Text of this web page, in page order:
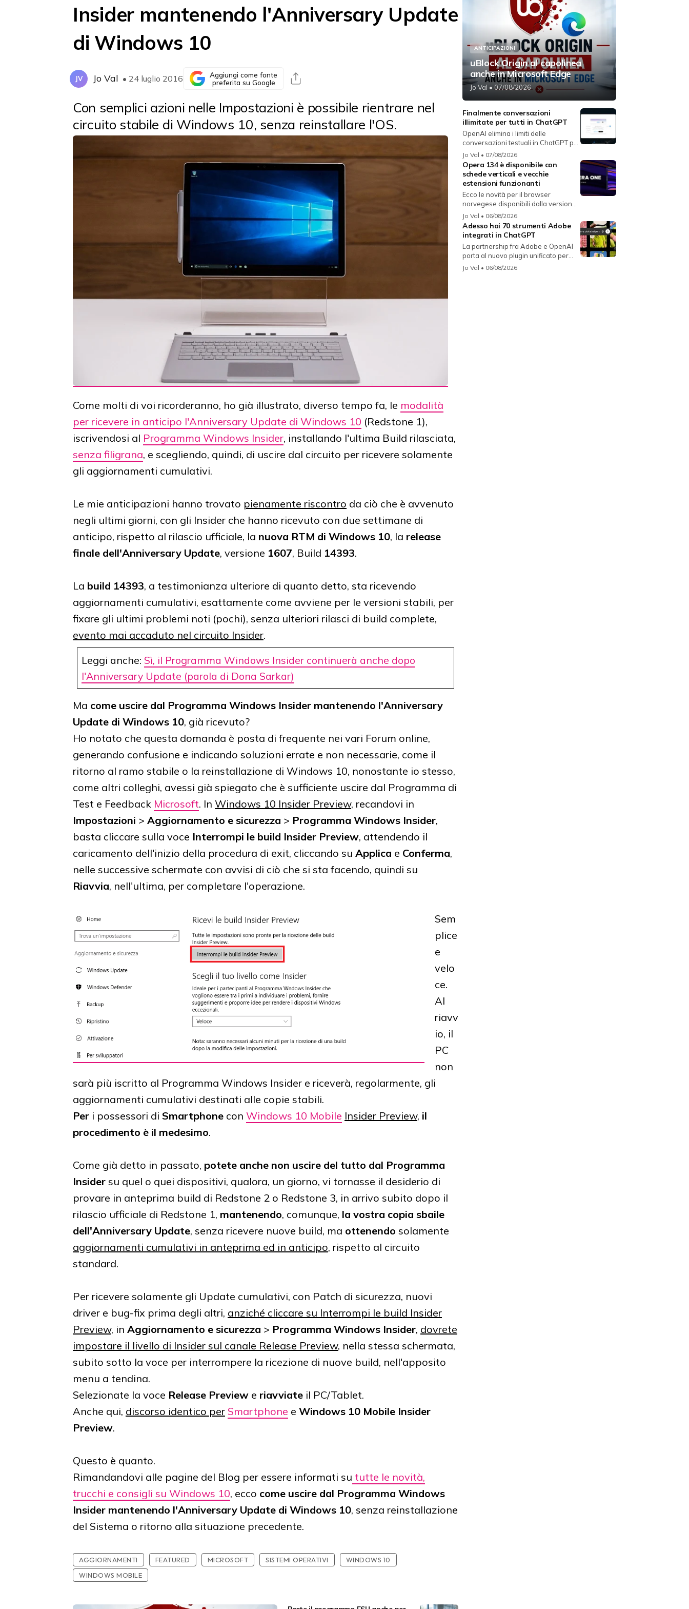
Insider mantenendo l'Anniversary Update
di Windows 10
JV Jo Val • 24 luglio 2016
Aggiungi come fonte
preferita su Google
Con semplici azioni nelle Impostazioni è possibile rientrare nel
circuito stabile di Windows 10, senza reinstallare l'OS.
Come molti di voi ricorderanno, ho già illustrato, diverso tempo fa, le modalità
per ricevere in anticipo l'Anniversary Update di Windows 10 (Redstone 1),
iscrivendosi al Programma Windows Insider, installando l'ultima Build rilasciata,
senza filigrana, e scegliendo, quindi, di uscire dal circuito per ricevere solamente
gli aggiornamenti cumulativi.
Le mie anticipazioni hanno trovato pienamente riscontro da ciò che è avvenuto
negli ultimi giorni, con gli Insider che hanno ricevuto con due settimane di
anticipo, rispetto al rilascio ufficiale, la nuova RTM di Windows 10, la release
finale dell'Anniversary Update, versione 1607, Build 14393.
La build 14393, a testimonianza ulteriore di quanto detto, sta ricevendo
aggiornamenti cumulativi, esattamente come avviene per le versioni stabili, per
fixare gli ultimi problemi noti (pochi), senza ulteriori rilasci di build complete,
evento mai accaduto nel circuito Insider.
Leggi anche: Sì, il Programma Windows Insider continuerà anche dopo
l'Anniversary Update (parola di Dona Sarkar)
Ma come uscire dal Programma Windows Insider mantenendo l'Anniversary
Update di Windows 10, già ricevuto?
Ho notato che questa domanda è posta di frequente nei vari Forum online,
generando confusione e indicando soluzioni errate e non necessarie, come il
ritorno al ramo stabile o la reinstallazione di Windows 10, nonostante io stesso,
come altri colleghi, avessi già spiegato che è sufficiente uscire dal Programma di
Test e Feedback Microsoft. In Windows 10 Insider Preview, recandovi in
Impostazioni > Aggiornamento e sicurezza > Programma Windows Insider,
basta cliccare sulla voce Interrompi le build Insider Preview, attendendo il
caricamento dell'inizio della procedura di exit, cliccando su Applica e Conferma,
nelle successive schermate con avvisi di ciò che si sta facendo, quindi su
Riavvia, nell'ultima, per completare l'operazione.
Sem
plice
e
velo
ce.
Al
riavv
io, il
PC
non
sarà più iscritto al Programma Windows Insider e riceverà, regolarmente, gli
aggiornamenti cumulativi destinati alle copie stabili.
Per i possessori di Smartphone con Windows 10 Mobile Insider Preview, il
procedimento è il medesimo.
Come già detto in passato, potete anche non uscire del tutto dal Programma
Insider su quel o quei dispositivi, qualora, un giorno, vi tornasse il desiderio di
provare in anteprima build di Redstone 2 o Redstone 3, in arrivo subito dopo il
rilascio ufficiale di Redstone 1, mantenendo, comunque, la vostra copia sbaile
dell'Anniversary Update, senza ricevere nuove build, ma ottenendo solamente
aggiornamenti cumulativi in anteprima ed in anticipo, rispetto al circuito
standard.
Per ricevere solamente gli Update cumulativi, con Patch di sicurezza, nuovi
driver e bug-fix prima degli altri, anziché cliccare su Interrompi le build Insider
Preview, in Aggiornamento e sicurezza > Programma Windows Insider, dovrete
impostare il livello di Insider sul canale Release Preview, nella stessa schermata,
subito sotto la voce per interrompere la ricezione di nuove build, nell'apposito
menu a tendina.
Selezionate la voce Release Preview e riavviate il PC/Tablet.
Anche qui, discorso identico per Smartphone e Windows 10 Mobile Insider
Preview.
Questo è quanto.
Rimandandovi alle pagine del Blog per essere informati su tutte le novità,
trucchi e consigli su Windows 10, ecco come uscire dal Programma Windows
Insider mantenendo l'Anniversary Update di Windows 10, senza reinstallazione
del Sistema o ritorno alla situazione precedente.
AGGIORNAMENTI FEATURED MICROSOFT SISTEMI OPERATIVI
WINDOWS 10
WINDOWS MOBILE
ANTICIPAZIONI
uBlock Origin al capolinea
anche in Microsoft Edge
Jo Val • 07/08/2026
Finalmente conversazioni
illimitate per tutti in ChatGPT
OpenAI elimina i limiti delle
conversazioni testuali in ChatGPT per
i...
Jo Val • 07/08/2026
Opera 134 è disponibile con
schede verticali e vecchie
estensioni funzionanti
Ecco le novità per il browser
norvegese disponibili dalla versione
134...
Jo Val • 06/08/2026
Adesso hai 70 strumenti Adobe
integrati in ChatGPT
La partnership fra Adobe e OpenAI
porta al nuovo plugin unificato per...
Jo Val • 06/08/2026